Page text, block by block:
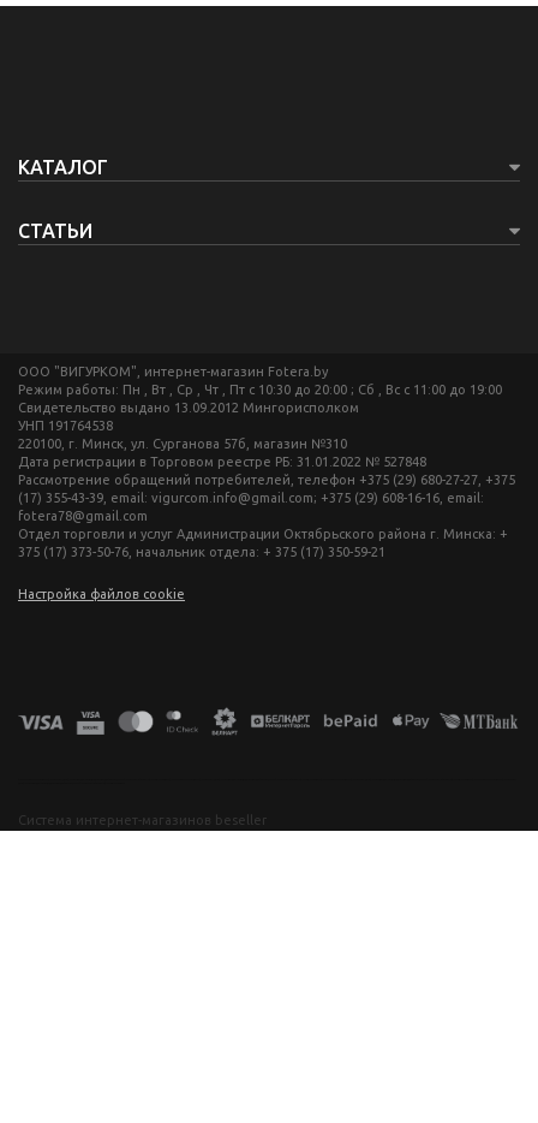
КАТАЛОГ
СТАТЬИ
ООО "ВИГУРКОМ", интернет-магазин Fotera.by
Режим работы: Пн , Вт , Ср , Чт , Пт c 10:30 до 20:00 ; Сб , Вс c 11:00 до 19:00
Свидетельство выдано 13.09.2012 Мингорисполком
УНП 191764538
220100, г. Минск, ул. Сурганова 57б, магазин №310
Дата регистрации в Торговом реестре РБ: 31.01.2022 № 527848
Рассмотрение обращений потребителей, телефон +375 (29) 680-27-27, +375
(17) 355-43-39, email: vigurcom.info@gmail.com; +375 (29) 608-16-16, email:
fotera78@gmail.com
Отдел торговли и услуг Администрации Октябрьского района г. Минска: +
375 (17) 373-50-76, начальник отдела: + 375 (17) 350-59-21
Настройка файлов cookie
Система интернет-магазинов beseller